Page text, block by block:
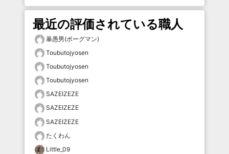
最近の評価されている職人
暴愚男(ボーグマン)
Toubutojyosen
Toubutojyosen
Toubutojyosen
SAZEIZEZE
SAZEIZEZE
SAZEIZEZE
たくわん
Little_09